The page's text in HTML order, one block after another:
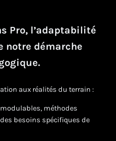
Pro, l’adaptabilité
notre démarche
aux réalités du terrain :
méthodes
besoins spécifiques de